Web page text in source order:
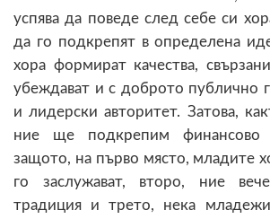
успява да поведе след себе си
да го подкрепят в определена
хора формират качества,
убеждават и с доброто публично
и лидерски авторитет. Затова,
ние ще подкрепим финансово
защото, на първо място, младите
го заслужават, второ, ние
традиция и трето, нека